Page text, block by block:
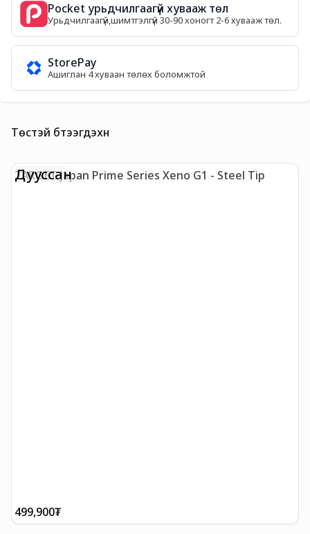
Pocket урьдчилгаагүй хувааж төл
Урьдчилгаагүй,шимтгэлгүй 30-90 хоногт 2-6 хувааж төл.
StorePay
Ашиглан 4 хуваан төлөх боломжтой
Төстэй бүтээгдэхүүн
Дууссан
TARGET Japan Prime Series Xeno G1 - Steel Tip
499,900₮